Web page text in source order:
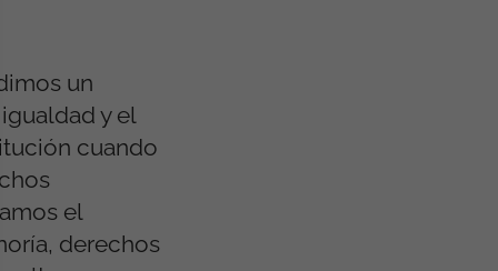
un
y el
cuando
el
derechos